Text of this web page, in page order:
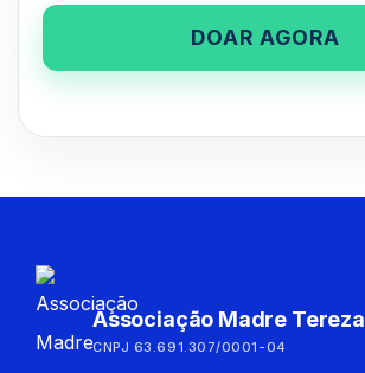
Associação Madre Tereza
CNPJ 63.691.307/0001-04